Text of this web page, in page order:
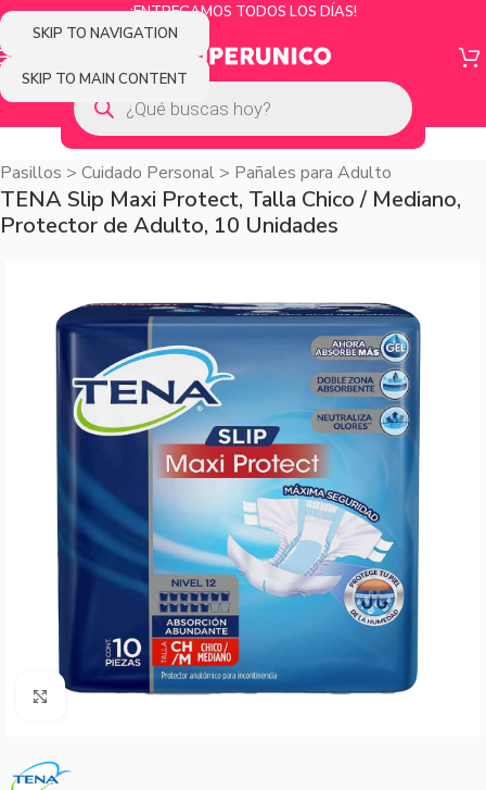
SKIP TO NAVIGATION
SKIP TO MAIN CONTENT
¡ENTREGAMOS TODOS LOS DÍAS!
Pasillos > Cuidado Personal > Pañales para Adulto
TENA Slip Maxi Protect, Talla Chico / Mediano,
Protector de Adulto, 10 Unidades
Agrandar imagen